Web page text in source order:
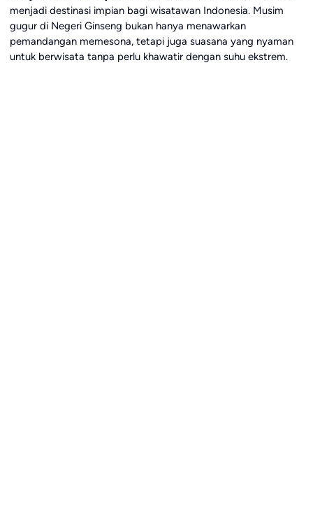
menjadi destinasi impian bagi wisatawan Indonesia. Musim
gugur di Negeri Ginseng bukan hanya menawarkan
pemandangan memesona, tetapi juga suasana yang nyaman
untuk berwisata tanpa perlu khawatir dengan suhu ekstrem.